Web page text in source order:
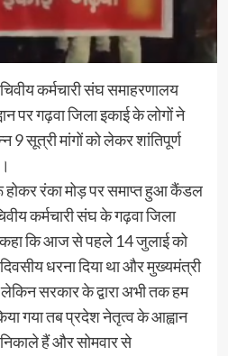
कर्मचारी संघ समाहरणालय
पर गढ़वा जिला इकाई के लोगों ने
9 सूत्री मांगों को लेकर शांतिपूर्ण
रंका मोड़ पर समाप्त हुआ कैंडल
कर्मचारी संघ के गढ़वा जिला
कहा कि आज से पहले 14 जुलाई को
धरना दिया था और मुख्यमंत्री
सरकार के द्वारा अभी तक हम
गया तब प्रदेश नेतृत्व के आह्वान
हैं और सोमवार से